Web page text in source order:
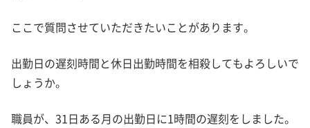
ここで質問させていただきたいことがあります。
出勤日の遅刻時間と休日出勤時間を相殺してもよろしいで
しょうか。
職員が、31日ある月の出勤日に1時間の遅刻をしました。